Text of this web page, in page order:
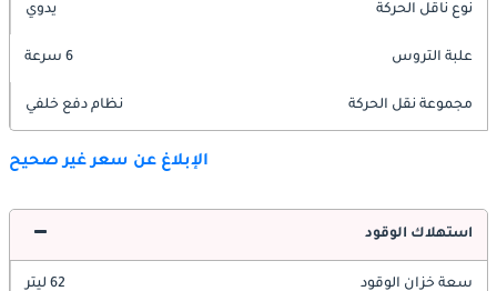
نوع ناقل الحركة يدوي
علبة التروس 6 سرعة
مجموعة نقل الحركة نظام دفع خلفي
الإبلاغ عن سعر غير صحيح
استهلاك الوقود
سعة خزان الوقود 62 ليتر